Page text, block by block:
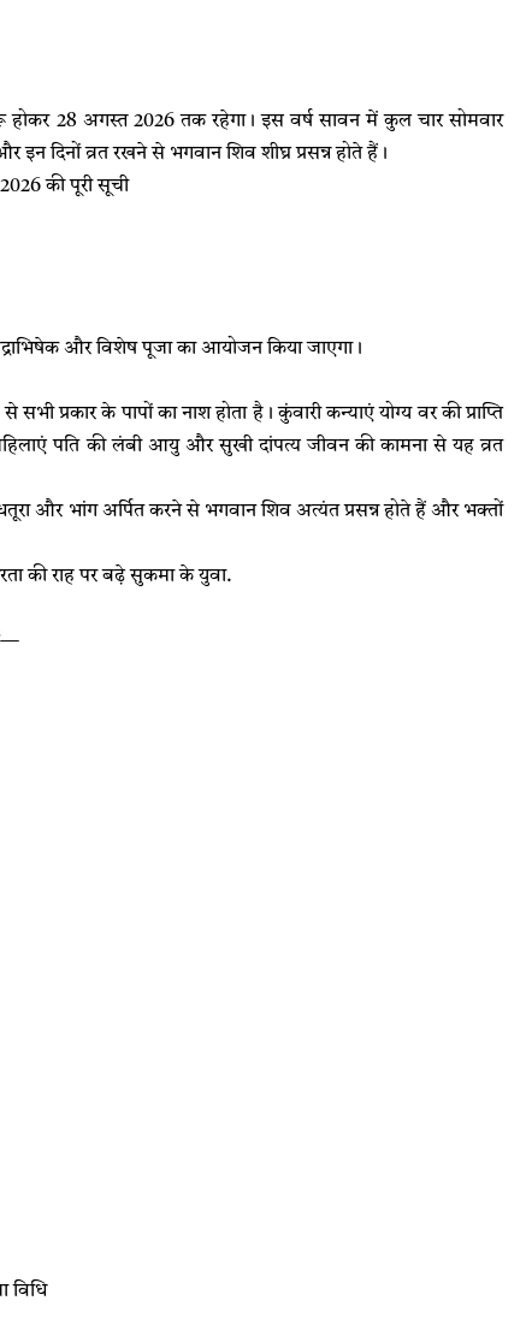
28 अगस्त 2026 तक रहेगा। इस वर्ष सावन में कुल चार सोमवार
इन दिनों व्रत रखने से भगवान शिव शीघ्र प्रसन्न होते हैं।
की पूरी सूची
और विशेष पूजा का आयोजन किया जाएगा।
प्रकार के पापों का नाश होता है। कुंवारी कन्याएं योग्य वर की प्राप्ति
पति की लंबी आयु और सुखी दांपत्य जीवन की कामना से यह व्रत
और भांग अर्पित करने से भगवान शिव अत्यंत प्रसन्न होते हैं और भक्तों
की राह पर बढ़े सुकमा के युवा.
विधि